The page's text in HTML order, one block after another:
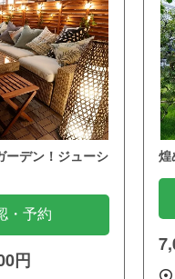
ーデン！ジューシ
・予約
円
煌